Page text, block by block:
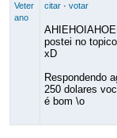
Veter
ano
citar· votar
postei no
xD
Respondendo
250 dolares
é bom \o